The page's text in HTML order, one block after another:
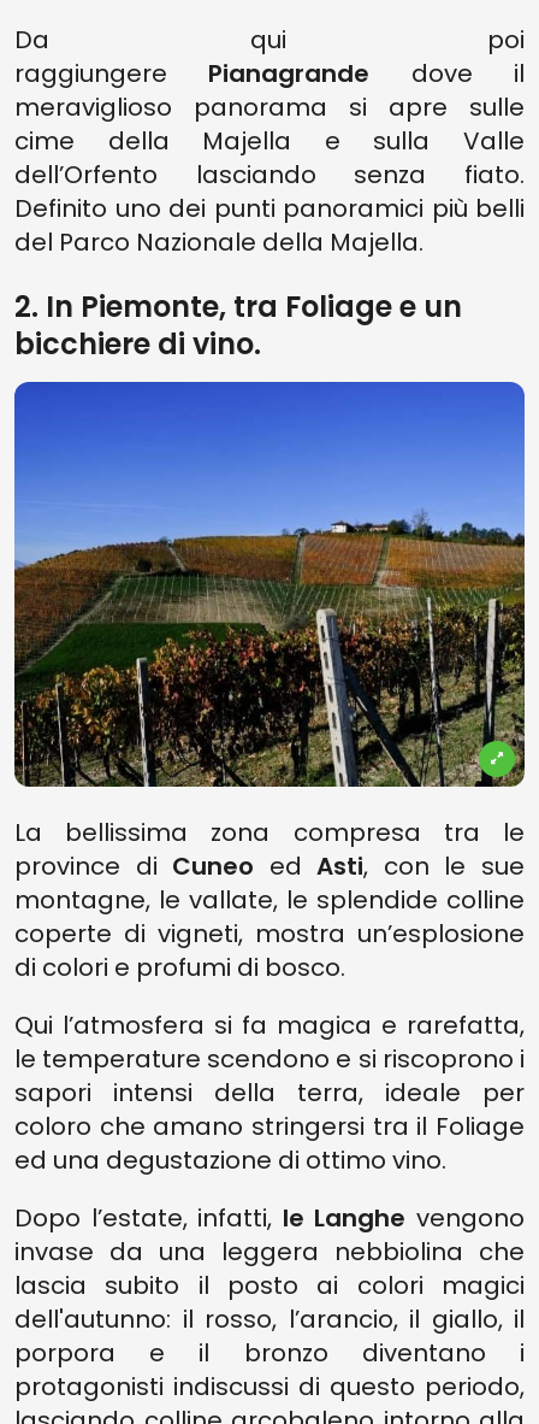
Da qui poi
raggiungere Pianagrande dove il
meraviglioso panorama si apre sulle
cime della Majella e sulla Valle
dell’Orfento lasciando senza fiato.
Definito uno dei punti panoramici più belli
del Parco Nazionale della Majella.
2. In Piemonte, tra Foliage e un
bicchiere di vino.
La bellissima zona compresa tra le
province di Cuneo edAsti, con le sue
montagne, le vallate, le splendide colline
coperte di vigneti, mostra un’esplosione
di colori e profumi di bosco.
Qui l’atmosfera si fa magica e rarefatta,
le temperature scendono e si riscoprono i
sapori intensi della terra, ideale per
coloro che amano stringersi tra il Foliage
ed una degustazione di ottimo vino.
Dopo l’estate, infatti, le Langhe vengono
invase da una leggera nebbiolina che
lascia subito il posto ai colori magici
dell'autunno: il rosso, l’arancio, il giallo, il
porpora e il bronzo diventano i
protagonisti indiscussi di questo periodo,